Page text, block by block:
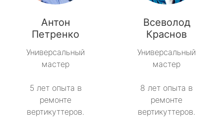
Антон
Петренко
Универсальный
мастер
5 лет опыта в
ремонте
вертикуттеров.
Всеволод
Краснов
Универсальный
мастер
8 лет опыта в
ремонте
вертикуттеров.